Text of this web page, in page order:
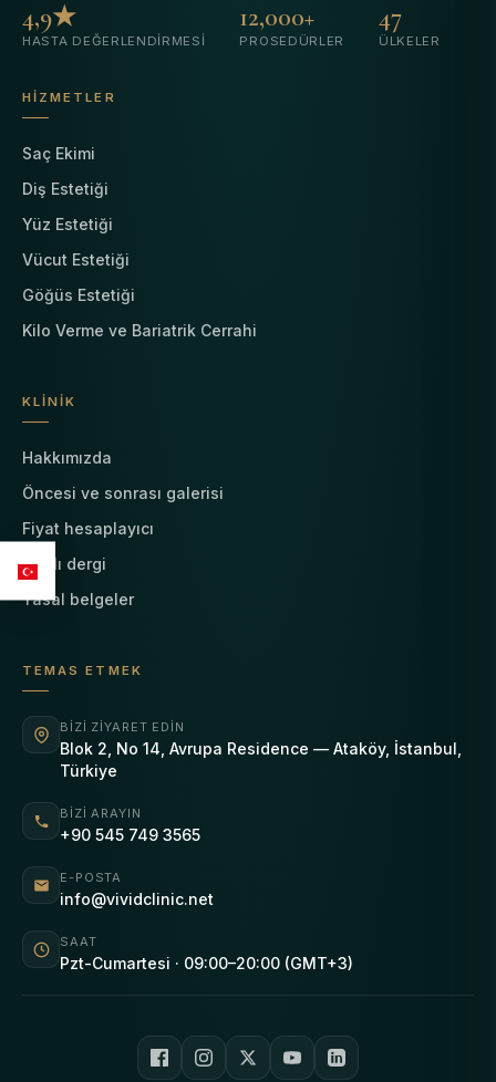
4,9★
HASTA DEĞERLENDIRMESI
12,000+
PROSEDÜRLER
47
ÜLKELER
HIZMETLER
Saç Ekimi
Diş Estetiği
Yüz Estetiği
Vücut Estetiği
Göğüs Estetiği
Kilo Verme ve Bariatrik Cerrahi
KLINIK
Hakkımızda
Öncesi ve sonrası galerisi
Fiyat hesaplayıcı
Canlı dergi
Yasal belgeler
TEMAS ETMEK
BIZI ZIYARET EDIN
Blok 2, No 14, Avrupa Residence — Ataköy, İstanbul,
Türkiye
BIZI ARAYIN
+90 545 749 3565
E-POSTA
info@vividclinic.net
SAAT
Pzt-Cumartesi · 09:00–20:00 (GMT+3)